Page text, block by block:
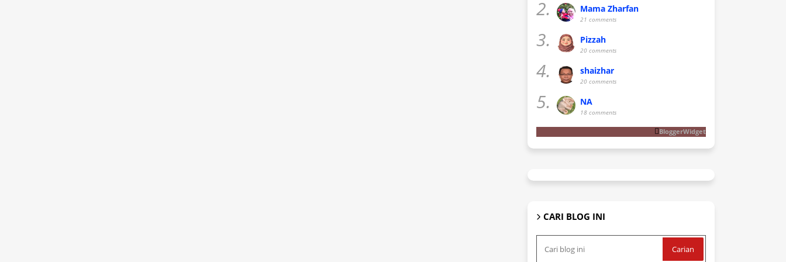
2. Mama Zharfan
21 comments
3. Pizzah
20 comments
4. shaizhar
20 comments
5. NA
18 comments
BloggerWidget
CARI BLOG INI